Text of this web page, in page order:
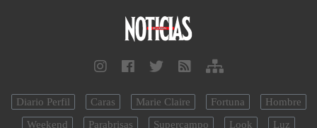
Diario Perfil Caras Marie Claire Fortuna
Hombre
Weekend
Parabrisas Supercampo Look Luz